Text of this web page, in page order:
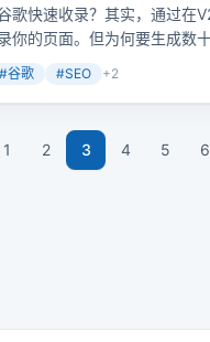
歌快速收录？其实，通过在
你的页面。但为何要生成数
容，以此来覆盖更多关键词
#谷歌 #SEO +2
1 2 3 4 5 6